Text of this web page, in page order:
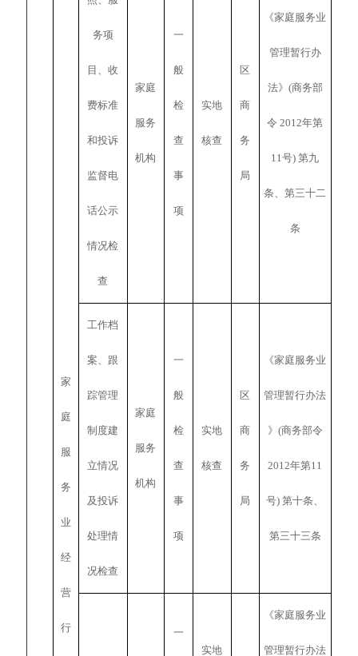
家
庭
服
务
业
经
营
行
务项
目、收
费标准
和投诉
监督电
话公示
情况检
查
家庭
服务
机构
一
般
检
查
事
项
实地
核查
区
商
务
局
《家庭服务业
管理暂行办
法》(商务部
令 2012年第
11号) 第九
条、第三十二
条
工作档
案、跟
踪管理
制度建
立情况
及投诉
处理情
况检查
家庭
服务
机构
一
般
检
查
事
项
实地
核查
区
商
务
局
《家庭服务业
管理暂行办法
》(商务部令
2012年第11
号) 第十条、
第三十三条
一
实地
《家庭服务业
管理暂行办法